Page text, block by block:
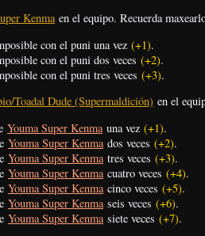
Kenmaen el equipo. Recuerda
con el puni una vez (+1).
con el puni dos veces (+2).
con el puni tres veces (+3).
Toadal Dude (Supermaldición) en el
Youma Super Kenma una vez (+1).
Youma Super Kenma dos veces (+2).
Youma Super Kenma tres veces (+3).
Youma Super Kenma cuatro veces (+4).
Youma Super Kenma cinco veces (+5).
Youma Super Kenma seis veces (+6).
Youma Super Kenma siete veces (+7).